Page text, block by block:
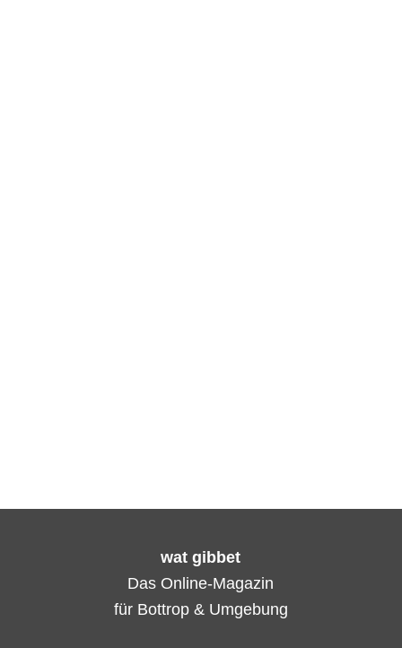
wat gibbet
Das Online-Magazin
für Bottrop & Umgebung